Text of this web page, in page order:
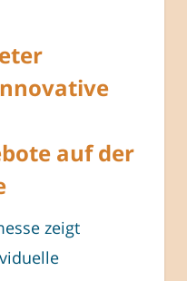
auf der
zeigt